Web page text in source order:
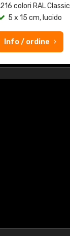
216 colori RAL Classic
5 x 15 cm, lucido
Info / ordine